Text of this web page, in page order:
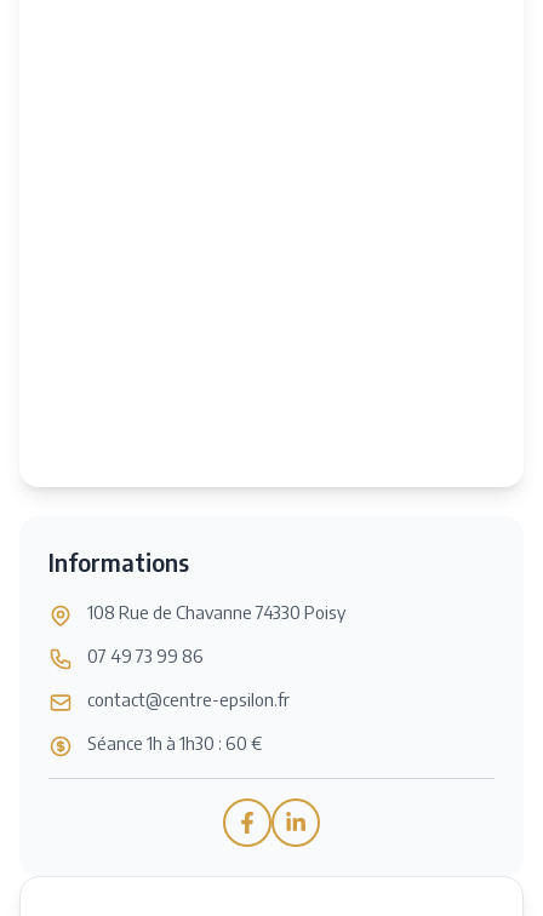
Informations
108 Rue de Chavanne 74330 Poisy
07 49 73 99 86
contact@centre-epsilon.fr
Séance 1h à 1h30 : 60 €